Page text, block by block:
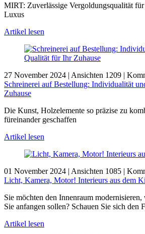
MIRT: Zuverlässige Vergoldungsqualität
Luxus
Artikel lesen
27 November 2024 | Ansichten 1209 |
Schreinerei auf Bestellung: Individualität
Zuhause
Die Kunst, Holzelemente so präzise zu
füreinander geschaffen
Artikel lesen
01 November 2024 | Ansichten 1085 |
Licht, Kamera, Motor! Interieurs aus dem
Sie möchten den Innenraum
Sie anfangen sollen? Schauen Sie sich den
Artikel lesen